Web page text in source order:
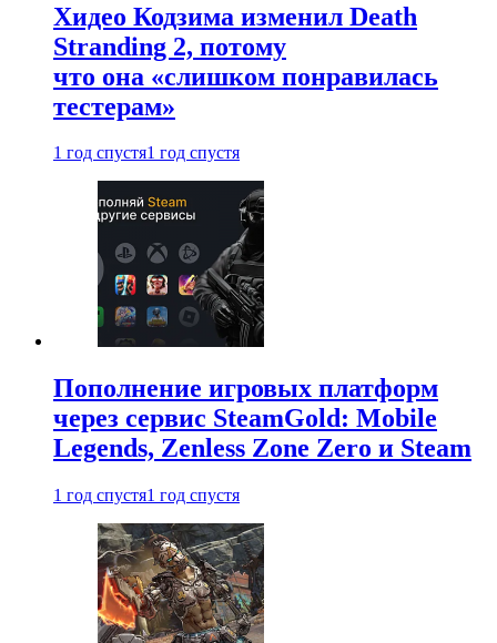
Хидео Кодзима изменил Death
Stranding 2, потому
что она «слишком понравилась
тестерам»
1 год спустя1 год спустя
Пополнение игровых платформ
через сервис SteamGold: Mobile
Legends, Zenless Zone Zero и Steam
1 год спустя1 год спустя